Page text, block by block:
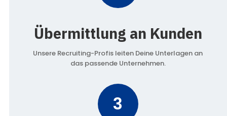
Übermittlung an Kunden
Unsere Recruiting-Profis leiten Deine Unterlagen an
das passende Unternehmen.
3